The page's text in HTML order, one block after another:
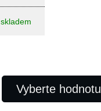
skladem
Vyberte hodnotu